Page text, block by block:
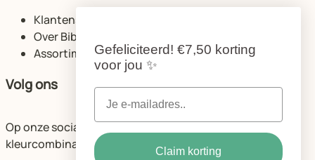
Klantenservice
Over Bibelotte
Assortiment
Volg ons
Op onze socials delen we volop ideeën voor de mooiste
kleurcombinaties en ruimtes.
Gefeliciteerd! €7,50 korting
voor jou ✨
Claim korting